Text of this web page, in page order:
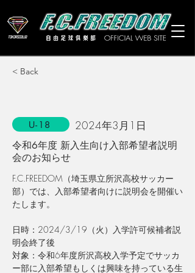
< Back
U-18 2024年3月1日
令和6年度 新入生向け入部希望者説明
会のお知らせ
F.C.FREEDOM（埼玉県立所沢高校サッカー
部）では、入部希望者向けに説明会を開催い
たします。
日時：2024/3/19（火）入学許可候補者説
明会終了後
対象：令和6年度所沢高校入学予定でサッカ
ー部に入部希望もしくは興味を持っている生